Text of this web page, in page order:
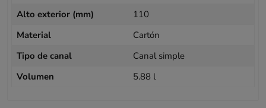
Alto exterior (mm)
110
Material
Cartón
Tipo de canal
Canal simple
Volumen
5.88 l